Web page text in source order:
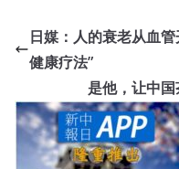
日媒：人的衰老从血
健康疗法”
是他，让中